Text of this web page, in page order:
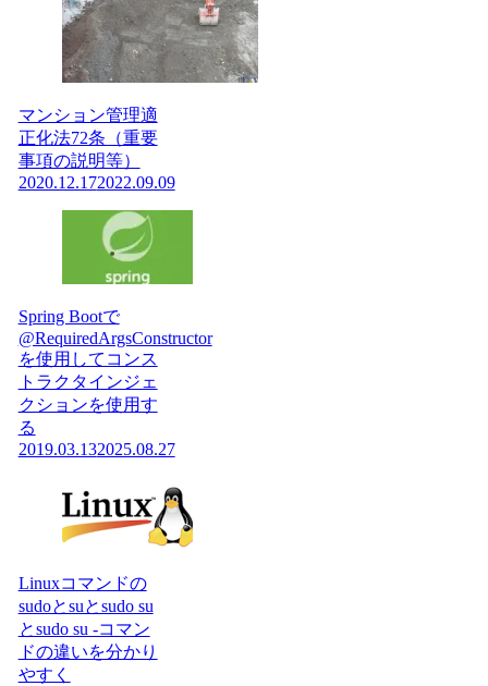
マンション管理適
正化法72条（重要
事項の説明等）
2020.12.172022.09.09
Spring Bootで
@RequiredArgsConstructor
を使用してコンス
トラクタインジェ
クションを使用す
る
2019.03.132025.08.27
Linuxコマンドの
sudoとsuとsudo su
とsudo su -コマン
ドの違いを分かり
やすく